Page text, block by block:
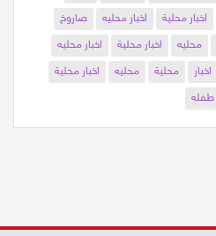
اخبار محلية اخبار محليه
صاروخ
محليه اخبار محلية
اخبار محليه
اخبار محلية محليه
اخبار محلية
طفله